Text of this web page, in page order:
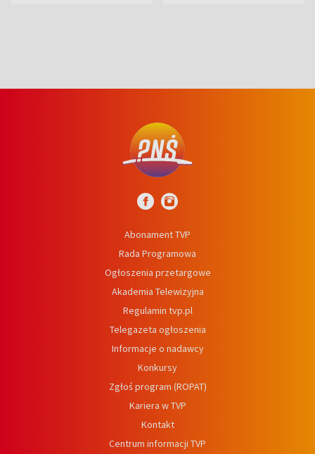
Abonament TVP
Rada Programowa
Ogłoszenia przetargowe
Akademia Telewizyjna
Regulamin tvp.pl
Telegazeta ogłoszenia
Informacje o nadawcy
Konkursy
Zgłoś program (ROPAT)
Kariera w TVP
Kontakt
Centrum informacji TVP